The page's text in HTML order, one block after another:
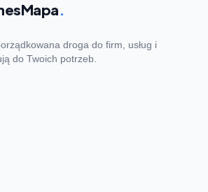
.
droga do firm, usług i
do Twoich potrzeb.